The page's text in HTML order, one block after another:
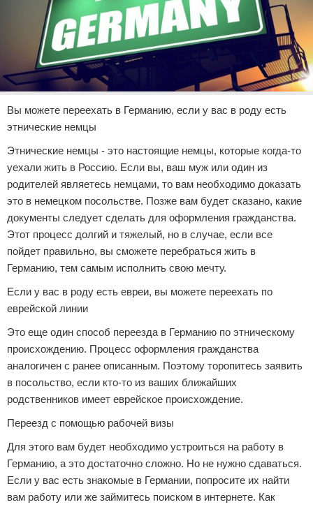
Вы можете переехать в Германию, если у вас в роду есть
этнические немцы
Этнические немцы - это настоящие немцы, которые когда-то
уехали жить в Россию. Если вы, ваш муж или один из
родителей являетесь немцами, то вам необходимо доказать
это в немецком посольстве. Позже вам будет сказано, какие
документы следует сделать для оформления гражданства.
Этот процесс долгий и тяжелый, но в случае, если все
пойдет правильно, вы сможете перебраться жить в
Германию, тем самым исполнить свою мечту.
Если у вас в роду есть евреи, вы можете переехать по
еврейской линии
Это еще один способ переезда в Германию по этническому
происхождению. Процесс оформления гражданства
аналогичен с ранее описанным. Поэтому торопитесь заявить
в посольство, если кто-то из ваших ближайших
родственников имеет еврейское происхождение.
Переезд с помощью рабочей визы
Для этого вам будет необходимо устроиться на работу в
Германию, а это достаточно сложно. Но не нужно сдаваться.
Если у вас есть знакомые в Германии, попросите их найти
вам работу или же займитесь поиском в интернете. Как